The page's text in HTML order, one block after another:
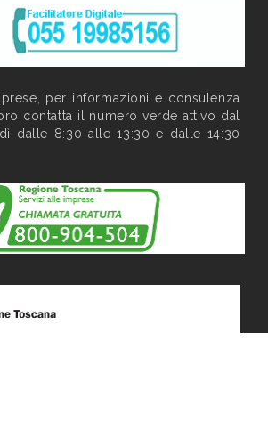
per informazioni e consulenza
contatta il numero verde attivo dal
dalle 8:30 alle 13:30 e dalle 14:30